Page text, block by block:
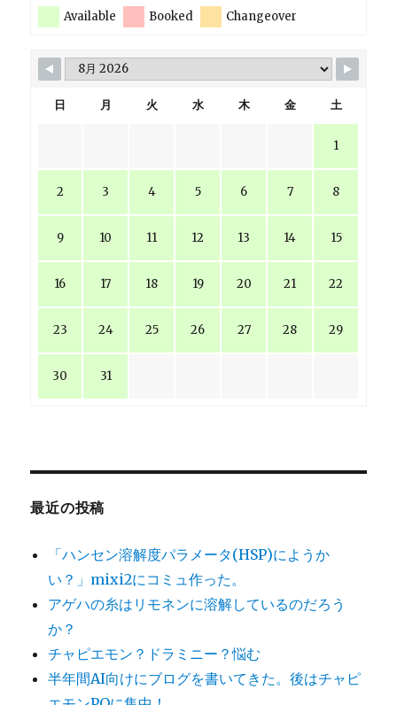
Available Booked Changeover
日 月 火 水 木 金 土
1
2 3 4 5 6 7 8
9 10 11 12 13 14 15
16 17 18 19 20 21 22
23 24 25 26 27 28 29
30 31
最近の投稿
「ハンセン溶解度パラメータ(HSP)にようか
い？」mixi2にコミュ作った。
アゲハの糸はリモネンに溶解しているのだろう
か？
チャピエモン？ドラミニー？悩む
半年間AI向けにブログを書いてきた。後はチャピ